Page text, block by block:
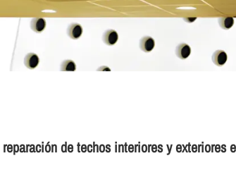
reparación de techos interiores y exteriores